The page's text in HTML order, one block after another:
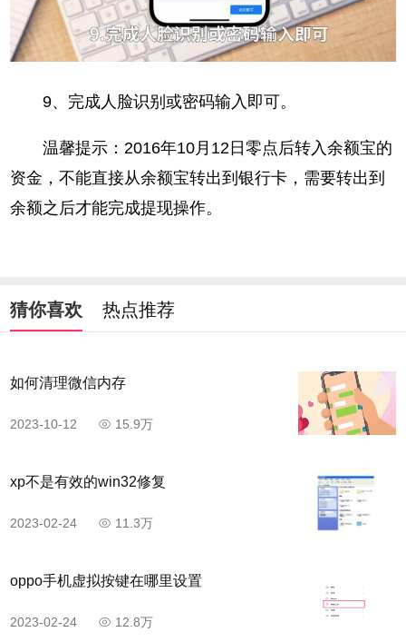
9、完成人脸识别或密码输入即可。
温馨提示：2016年10月12日零点后转入余额宝的
资金，不能直接从余额宝转出到银行卡，需要转出到
余额之后才能完成提现操作。
猜你喜欢 热点推荐
如何清理微信内存
2023-10-12 15.9万
xp不是有效的win32修复
2023-02-24 11.3万
oppo手机虚拟按键在哪里设置
2023-02-24 12.8万